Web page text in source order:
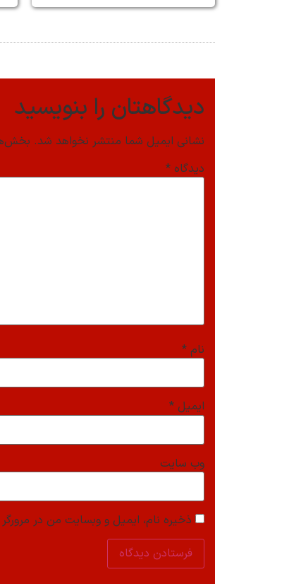
دیدگاهتان را بنویسید
نشانی ایمیل شما منتشر نخواهد شد.
دیدگاه *
نام *
ایمیل *
وب‌ سایت
ذخیره نام، ایمیل و وبسایت من در